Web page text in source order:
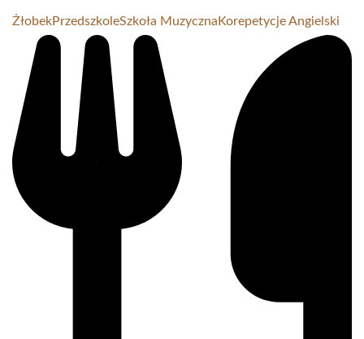
ŻłobekPrzedszkoleSzkoła Muzyczna Korepetycje Angielski